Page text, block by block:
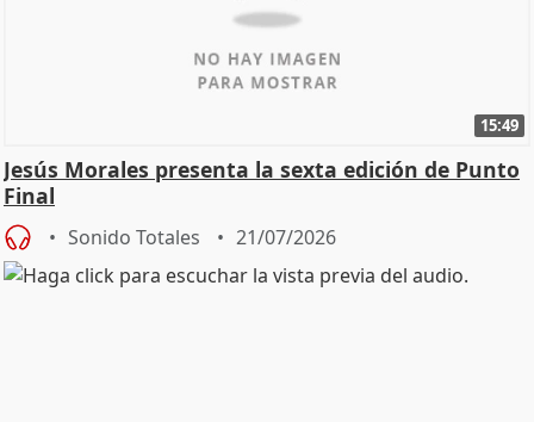
15:49
Jesús Morales presenta la sexta edición de Punto
Final
Sonido Totales 21/07/2026